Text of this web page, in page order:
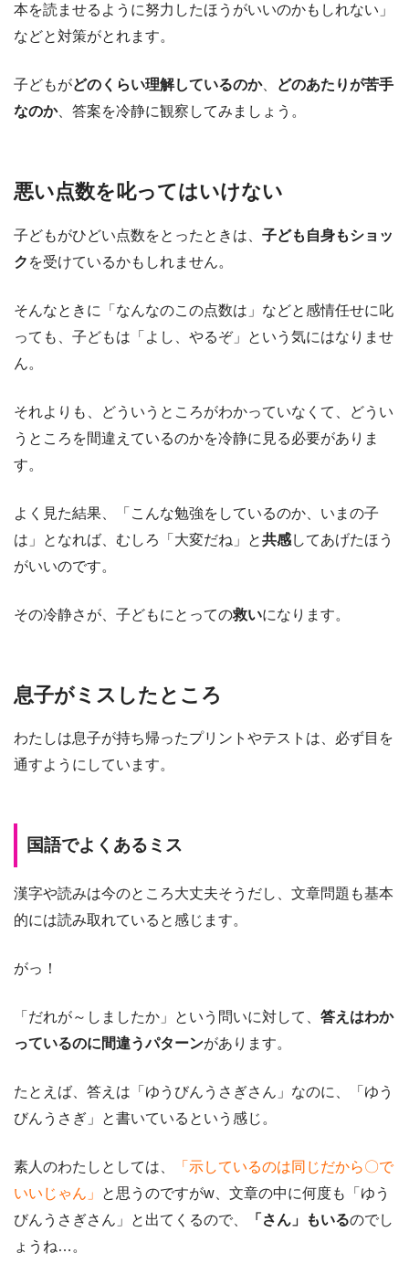
本を読ませるように努力したほうがいいのかもしれない」
などと対策がとれます。
子どもがどのくらい理解しているのか、
どのあたりが苦手
なのか、答案を冷静に観察してみましょう。
悪い点数を叱ってはいけない
子どもがひどい点数をとったときは、 子ども自身もショッ
ク を受けているかもしれません。
そんなときに「なんなのこの点数は」などと感情任せに叱
っても、子どもは「よし、やるぞ」という気にはなりませ
ん。
それよりも、どういうところがわかっていなくて、どうい
うところを間違えているのかを冷静に見る必要がありま
す。
よく見た結果、「こんな勉強をしているのか、いまの子
は」となれば、むしろ「大変だね」と共感してあげたほう
がいいのです。
その冷静さが、子どもにとっての救いになります。
息子がミスしたところ
わたしは息子が持ち帰ったプリントやテストは、必ず目を
通すようにしています。
国語でよくあるミス
漢字や読みは今のところ大丈夫そうだし、文章問題も基本
的には読み取れていると感じます。
がっ！
「だれが～しましたか」という問いに対して、 答えはわか
っているのに間違うパターンがあります。
たとえば、答えは「ゆうびんうさぎさん」なのに、「ゆう
びんうさぎ」と書いているという感じ。
素人のわたしとしては、
「示しているのは同じだから〇で
いいじゃん」
と思うのですがw、文章の中に何度も「ゆう
びんうさぎさん」と出てくるので、
「さん」もいるのでし
ょうね…。